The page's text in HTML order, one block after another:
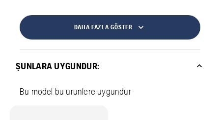
DAHA FAZLA GÖSTER
ŞUNLARA UYGUNDUR:
Bu model bu ürünlere uygundur